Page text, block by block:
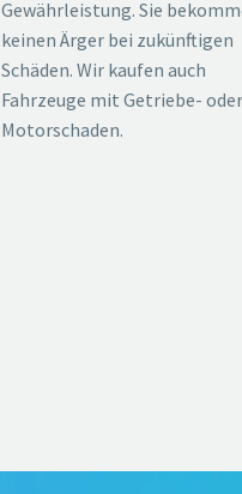
Gewährleistung. Sie
keinen Ärger bei zukünftigen
Schäden. Wir kaufen auch
Fahrzeuge mit Getriebe- oder
Motorschaden.